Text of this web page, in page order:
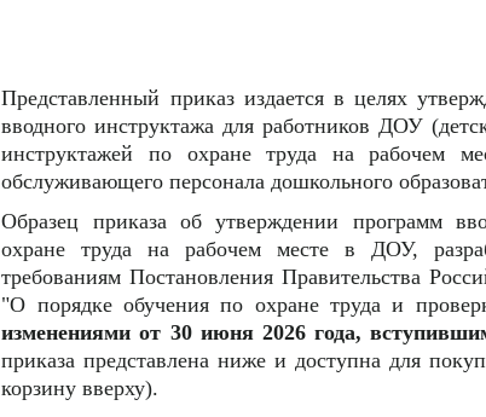
Представленный приказ издается в целях
вводного инструктажа для работников ДОУ
инструктажей по охране труда на рабочем
обслуживающего персонала дошкольного
Образец приказа об утверждении программ
охране труда на рабочем месте в ДОУ,
требованиям Постановления Правительства
"О порядке обучения по охране труда и
изменениями от 30 июня 2026 года,
приказа представлена ниже и доступна для
корзину вверху).